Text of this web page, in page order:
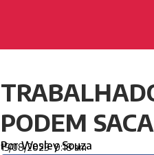
PODEM
PorWesley Souza
15/08/2025 9:18 am